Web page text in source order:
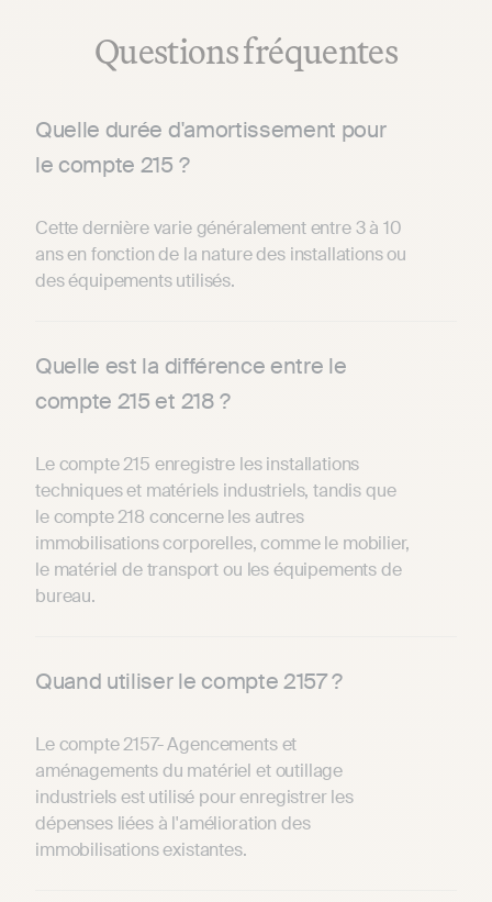
Questions fréquentes
Quelle durée d'amortissement pour
le compte 215 ?
Cette dernière varie généralement entre 3 à 10
ans en fonction de la nature des installations ou
des équipements utilisés.
Quelle est la différence entre le
compte 215 et 218 ?
Le compte 215 enregistre les installations
techniques et matériels industriels, tandis que
le compte 218 concerne les autres
immobilisations corporelles, comme le mobilier,
le matériel de transport ou les équipements de
bureau.
Quand utiliser le compte 2157 ?
Le compte 2157- Agencements et
aménagements du matériel et outillage
industriels est utilisé pour enregistrer les
dépenses liées à l'amélioration des
immobilisations existantes.